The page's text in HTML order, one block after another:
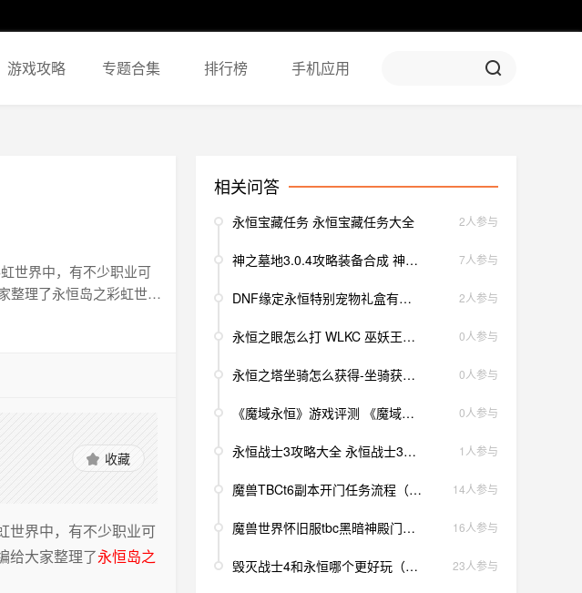
游戏攻略 专题合集 排行榜 手机应用
整理了永恒岛之彩虹世界
收藏
世界中，有不少职业可
给大家整理了永恒岛之
相关问答
永恒宝藏任务 永恒宝藏任务大全 2人参与
神之墓地3.0.4攻略装备合成 神之墓地远古之永恒头颅怎么合成 7人参与
DNF缘定永恒特别宠物礼盒有什么-缘定永恒特别宠物礼盒道具一览 2人参与
永恒之眼怎么打 WLKC 巫妖王之怒怀旧服《永恒之眼》攻略 0人参与
永恒之塔坐骑怎么获得-坐骑获取攻略 0人参与
《魔域永恒》游戏评测 《魔域永恒》好玩吗 0人参与
永恒战士3攻略大全 永恒战士3攻略 1人参与
魔兽TBCt6副本开门任务流程（永恒水瓶任务哪里接） 14人参与
魔兽世界怀旧服tbc黑暗神殿门任务（魔兽世界永恒水瓶任务） 16人参与
毁灭战士4和永恒哪个更好玩（为什么永恒更受欢迎） 23人参与